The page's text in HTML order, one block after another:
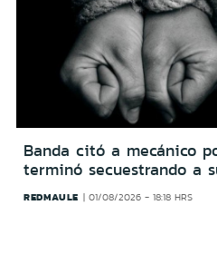
Banda citó a mecánico
terminó secuestrando a
REDMAULE 01/08/2026 - 18:18 HRS